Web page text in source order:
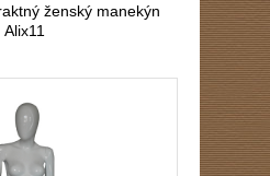
ženský manekýn
Alix11